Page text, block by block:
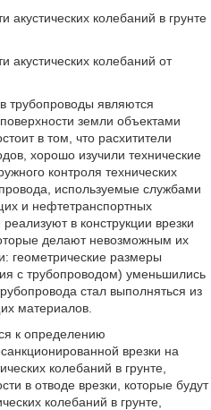
колебаний в грунте
акустических колебаний от
трубопроводы являются
земли объектами
в том, что расхитители
хорошо изучили технические
контроля технических
используемые службами
и нефтетранспортных
в конструкции врезки
делают невозможным их
геометрические размеры
с трубопроводом) уменьшились
стал выполняться из
материалов.
к определению
врезки на
колебаний в грунте,
в отводе врезки, которые будут
колебаний в грунте,